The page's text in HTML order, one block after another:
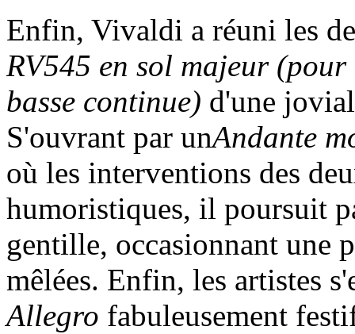
Enfin, Vivaldi a réuni les
RV545 en sol majeur
basse continue) d'une
S'ouvrant par unAndante
où les interventions des
humoristiques, il poursuit
gentille, occasionnant une
mêlées. Enfin, les artistes
Allegro fabuleusement